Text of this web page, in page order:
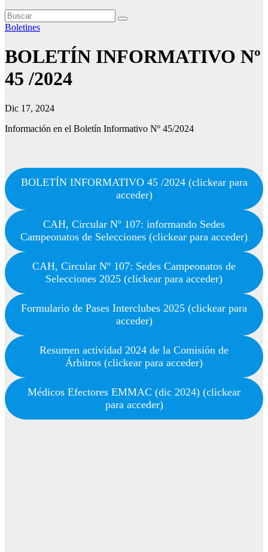
Boletines
BOLETÍN INFORMATIVO Nº
45 /2024
Dic 17, 2024
Información en el Boletín Informativo Nº 45/2024
BOLETÍN INFORMATIVO 45 /2024 (clickear para
acceder)
CAH, Circular Nº 107: informando Sedes
Campeonatos de Selecciones (clickear para acceder)
CAH, Circular Nº 107: Sedes Campeonatos de
Selecciones 2025 (clickear para acceder)
Formulario de Pases Interclubes 2025 (clickear para
acceder)
Resumen actividad 2024 de la Comisión de
Árbitros (clickear para acceder)
Médicos Efectores EMMAC (dic 2024) (clickear
para acceder)